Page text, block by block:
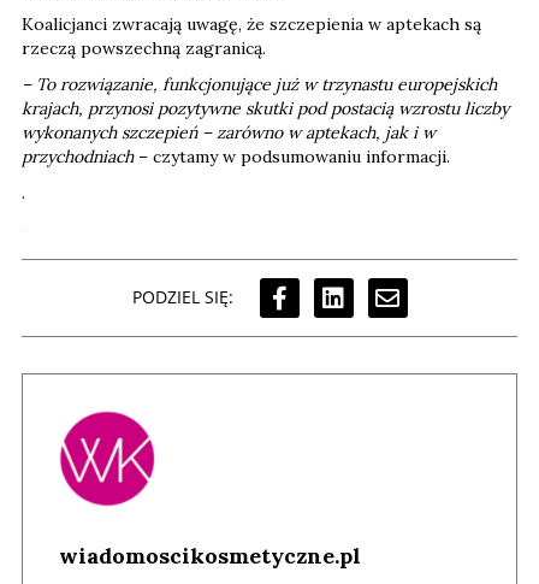
Koalicjanci zwracają uwagę, że szczepienia w aptekach są
rzeczą powszechną zagranicą.
– To rozwiązanie, funkcjonujące już w trzynastu europejskich
krajach, przynosi pozytywne skutki pod postacią wzrostu liczby
wykonanych szczepień – zarówno w aptekach, jak i w
przychodniach – czytamy w podsumowaniu informacji.
.
PODZIEL SIĘ:
wiadomoscikosmetyczne.pl